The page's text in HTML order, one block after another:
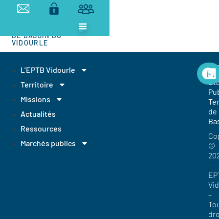
ETABLISSEMENT
DE BASSIN DU
VIDOURLE
L’EPTB Vidourle
Territoire
Missions
Actualités
Ressources
Marchés publics
de
©
–
–